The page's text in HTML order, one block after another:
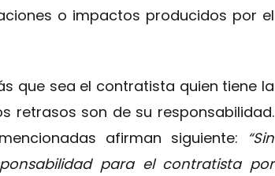
o impactos producidos por el
que sea el contratista quien tiene la
retrasos son de su responsabilidad.
afirman siguiente: “Sin
para el contratista por